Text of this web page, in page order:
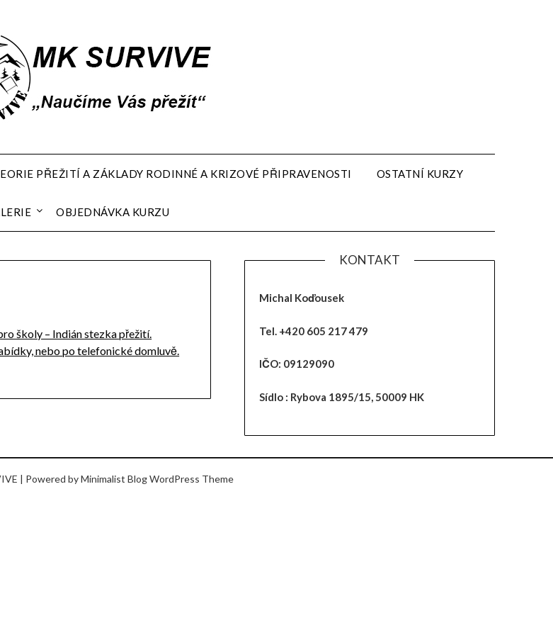
PŘEŽITÍ A ZÁKLADY RODINNÉ A KRIZOVÉ PŘIPRAVENOSTI OSTATNÍ KURZY
OBJEDNÁVKA KURZU
školy – Indián stezka přežití.
nebo po telefonické domluvě.
KONTAKT
Michal Koďousek
Tel. +420 605 217 479
IČO: 09129090
Sídlo : Rybova 1895/15, 50009 HK
| Powered byMinimalist BlogWordPress Theme